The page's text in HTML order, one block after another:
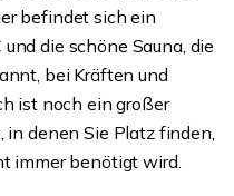
befindet sich ein
die schöne Sauna, die
bei Kräften und
ist noch ein großer
in denen Sie Platz finden,
immer benötigt wird.